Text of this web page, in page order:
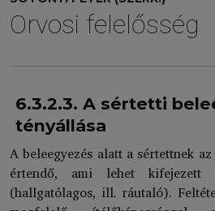
Orvosi felelősség
6.3.2.3. A sértetti
tényállása
A beleegyezés alatt a sértettnek
értendő, ami lehet kifejezett
(hallgatólagos, ill. ráutaló).